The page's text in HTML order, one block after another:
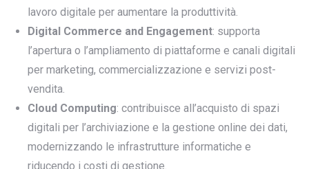
lavoro digitale per aumentare la produttività.
Digital Commerce and Engagement: supporta
l’apertura o l’ampliamento di piattaforme e canali digitali
per marketing, commercializzazione e servizi post-
vendita.
Cloud Computing: contribuisce all’acquisto di spazi
digitali per l’archiviazione e la gestione online dei dati,
modernizzando le infrastrutture informatiche e
riducendo i costi di gestione.